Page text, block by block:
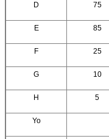
D 75
E 85
F 25
G 10
H 5
Yo